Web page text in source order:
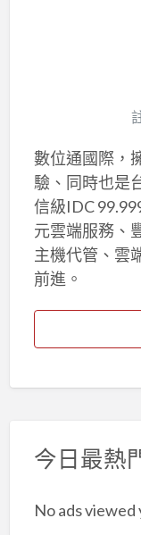
數位通國際，
驗、同時也是
信級IDC
元雲端服務、
主機代管、雲
前進。
今日最熱
No ads viewed